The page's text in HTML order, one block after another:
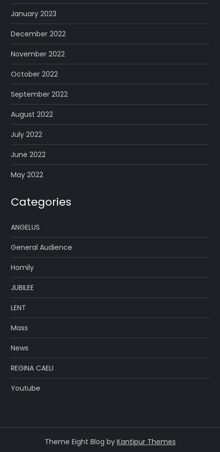
January 2023
December 2022
November 2022
October 2022
September 2022
August 2022
July 2022
June 2022
May 2022
Categories
ANGELUS
General Audience
Homily
JUBILEE
LENT
Mass
News
REGINA CAELI
Youtube
Theme Eight Blog by Kantipur Themes